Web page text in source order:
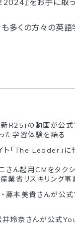
2024』をお手に取
多くの方々の英語
R25」の動画が公
た学習体験を語る
ト「The Leader」に
二さん起用CMをタ
業省リスキリング事
ト・藤本美貴さんが
松井玲奈さんが公